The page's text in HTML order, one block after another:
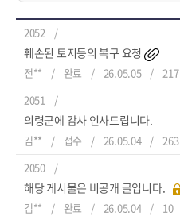
2052
훼손된 토지등의 복구 요청
전** 완료 26.05.05
217
2051
의령군에 감사 인사드립니다.
김** 접수 26.05.04
263
2050
해당 게시물은 비공개 글입니다.
김** 완료 26.05.04
10